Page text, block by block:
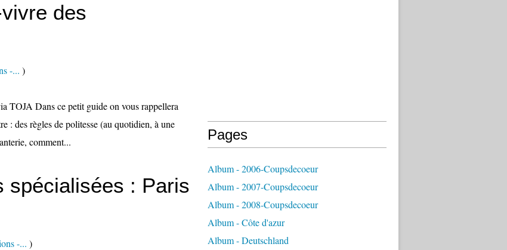
des
-... )
TOJA Dans ce petit guide on vous rappellera
: des règles de politesse (au quotidien, à une
comment...
spécialisées : Paris
-... )
Pages
Album - 2006-Coupsdecoeur
Album - 2007-Coupsdecoeur
Album - 2008-Coupsdecoeur
Album - Côte d'azur
Album - Deutschland